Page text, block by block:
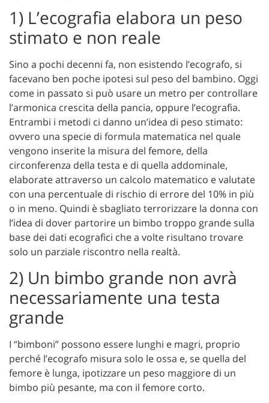
1) L’ecografia elabora un peso
stimato e non reale
Sino a pochi decenni fa, non esistendo l’ecografo, si
facevano ben poche ipotesi sul peso del bambino. Oggi
come in passato si può usare un metro per controllare
l’armonica crescita della pancia, oppure l’ecografia.
Entrambi i metodi ci danno un’idea di peso stimato:
ovvero una specie di formula matematica nel quale
vengono inserite la misura del femore, della
circonferenza della testa e di quella addominale,
elaborate attraverso un calcolo matematico e valutate
con una percentuale di rischio di errore del 10% in più
o in meno. Quindi è sbagliato terrorizzare la donna con
l’idea di dover partorire un bimbo troppo grande sulla
base dei dati ecografici che a volte risultano trovare
solo un parziale riscontro nella realtà.
2) Un bimbo grande non avrà
necessariamente una testa
grande
I “bimboni” possono essere lunghi e magri, proprio
perché l’ecografo misura solo le ossa e, se quella del
femore è lunga, ipotizzare un peso maggiore di un
bimbo più pesante, ma con il femore corto.